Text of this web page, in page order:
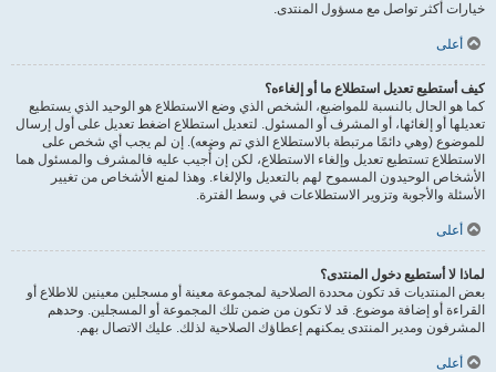
خيارات أكثر تواصل مع مسؤول المنتدى.
أعلى
كيف أستطيع تعديل استطلاع ما أو إلغاءه؟
كما هو الحال بالنسبة للمواضيع، الشخص الذي وضع الاستطلاع هو الوحيد الذي يستطيع
تعديلها أو إلغائها، أو المشرف أو المسئول. لتعديل استطلاع اضغط تعديل على أول إرسال
للموضوع (وهي دائمًا مرتبطة بالاستطلاع الذي تم وضعه). إن لم يجب أي شخص على
الاستطلاع تستطيع تعديل وإلغاء الاستطلاع، لكن إن أُجيب عليه فالمشرف والمسئول هما
الأشخاص الوحيدون المسموح لهم بالتعديل والإلغاء. وهذا لمنع الأشخاص من تغيير
الأسئلة والأجوبة وتزوير الاستطلاعات في وسط الفترة.
أعلى
لماذا لا أستطيع دخول المنتدى؟
بعض المنتديات قد تكون محددة الصلاحية لمجموعة معينة أو مسجلين معينين للاطلاع أو
القراءة أو إضافة موضوع. قد لا تكون من ضمن تلك المجموعة أو المسجلين. وحدهم
المشرفون ومدير المنتدى يمكنهم إعطاؤك الصلاحية لذلك. عليك الاتصال بهم.
أعلى